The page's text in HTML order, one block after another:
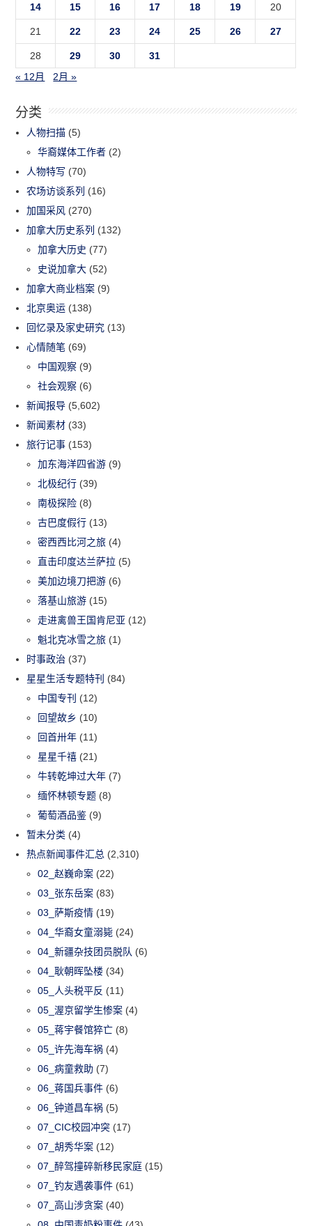
14 15 16 17 18 19 20
21 22 23 24 25 26 27
28 29 30
31
« 12月
2月 »
分类
人物扫描 (5)
华裔媒体工作者 (2)
人物特写 (70)
农场访谈系列 (16)
加国采风 (270)
加拿大历史系列 (132)
加拿大历史 (77)
史说加拿大 (52)
加拿大商业档案 (9)
北京奥运 (138)
回忆录及家史研究 (13)
心情随笔 (69)
中国观察 (9)
社会观察 (6)
新闻报导 (5,602)
新闻素材 (33)
旅行记事 (153)
加东海洋四省游 (9)
北极纪行 (39)
南极探险 (8)
古巴度假行 (13)
密西西比河之旅 (4)
直击印度达兰萨拉 (5)
美加边境刀把游 (6)
落基山旅游 (15)
走进禽兽王国肯尼亚 (12)
魁北克冰雪之旅 (1)
时事政治 (37)
星星生活专题特刊 (84)
中国专刊 (12)
回望故乡 (10)
回首卅年 (11)
星星千禧 (21)
牛转乾坤过大年 (7)
缅怀林顿专题 (8)
葡萄酒品鉴 (9)
暂未分类 (4)
热点新闻事件汇总 (2,310)
02_赵巍命案 (22)
03_张东岳案 (83)
03_萨斯疫情 (19)
04_华裔女童溺毙 (24)
04_新疆杂技团员脱队 (6)
04_耿朝晖坠楼 (34)
05_人头税平反 (11)
05_渥京留学生惨案 (4)
05_蒋宇餐馆猝亡 (8)
05_许先海车祸 (4)
06_病童救助 (7)
06_蒋国兵事件 (6)
06_钟道昌车祸 (5)
07_CIC校园冲突 (17)
07_胡秀华案 (12)
07_醉驾撞碎新移民家庭 (15)
07_钓友遇袭事件 (61)
07_高山涉贪案 (40)